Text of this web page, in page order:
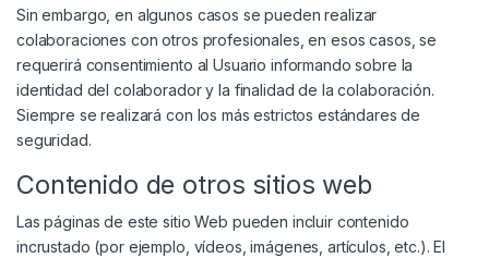
Sin embargo, en algunos casos se pueden realizar
colaboraciones con otros profesionales, en esos casos, se
requerirá consentimiento al Usuario informando sobre la
identidad del colaborador y la finalidad de la colaboración.
Siempre se realizará con los más estrictos estándares de
seguridad.
Contenido de otros sitios web
Las páginas de este sitio Web pueden incluir contenido
incrustado (por ejemplo, vídeos, imágenes, artículos, etc.). El